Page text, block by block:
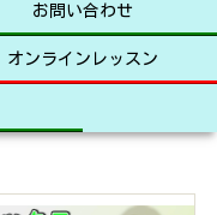
お問い合わせ
オンラインレッスン